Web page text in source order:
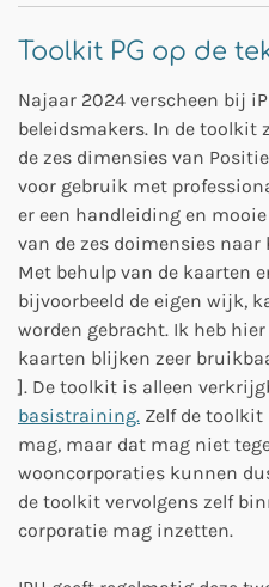
Toolkit PG op de
Najaar 2024 verscheen bij
beleidsmakers. In de
de zes dimensies van
voor gebruik met
er een handleiding en
van de zes doimensies
Met behulp van de kaarten
bijvoorbeeld de eigen wijk,
worden gebracht. Ik heb hier
kaarten blijken zeer
]. De toolkit is alleen
basistraining. Zelf de
mag, maar dat mag niet
wooncorporaties kunnen
de toolkit vervolgens zelf
corporatie mag inzetten.